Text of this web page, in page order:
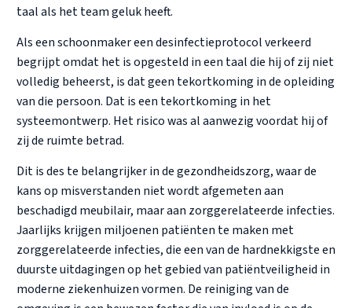
taal als het team geluk heeft.
Als een schoonmaker een desinfectieprotocol verkeerd
begrijpt omdat het is opgesteld in een taal die hij of zij niet
volledig beheerst, is dat geen tekortkoming in de opleiding
van die persoon. Dat is een tekortkoming in het
systeemontwerp. Het risico was al aanwezig voordat hij of
zij de ruimte betrad.
Dit is des te belangrijker in de gezondheidszorg, waar de
kans op misverstanden niet wordt afgemeten aan
beschadigd meubilair, maar aan zorggerelateerde infecties.
Jaarlijks krijgen miljoenen patiënten te maken met
zorggerelateerde infecties, die een van de hardnekkigste en
duurste uitdagingen op het gebied van patiëntveiligheid in
moderne ziekenhuizen vormen. De reiniging van de